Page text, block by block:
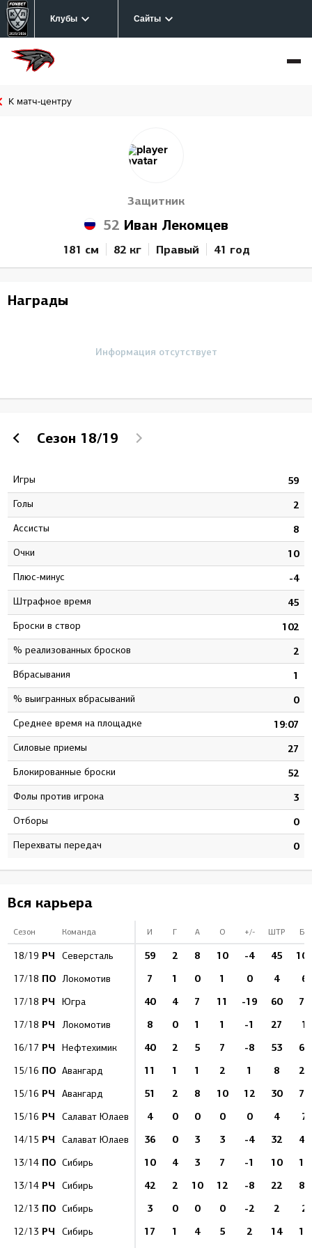
Клубы Сайты
К матч-центру
Защитник
52 Иван Лекомцев
181 см 82 кг Правый 41 год
Награды
Информация отсутствует
Сезон 18/19
Игры 59
Голы 2
Ассисты 8
Очки 10
Плюс-минус -4
штрафное время 45
Броски в створ 102
% реализованных бросков 2
Вбрасывания 1
% выигранных вбрасываний 0
Среднее время на площадке 19:07
Силовые приемы 27
Блокированные броски 52
Фолы против игрока 3
Отборы 0
Перехваты передач 0
Вся карьера
Сезон Команда И Г А О +/- ШТР БВ
18/19 РЧ Северсталь 59 2 8 10 -4 45 102
17/18 ПО Локомотив 7 1 0 1 0 4 6
17/18 РЧ Югра 40 4 7 11 -19 60 75
17/18 РЧ Локомотив 8 0 1 1 -1 27 1
16/17 РЧ Нефтехимик 40 2 5 7 -8 53 65
15/16 ПО Авангард 11 1 1 2 1 8 22
15/16 РЧ Авангард 51 2 8 10 12 30 77
15/16 РЧ Салават Юлаев 4 0 0 0 0 4 7
14/15 РЧ Салават Юлаев 36 0 3 3 -4 32 47
13/14 ПО Сибирь 10 4 3 7 -1 10 18
13/14 РЧ Сибирь 42 2 10 12 -8 22 80
12/13 ПО Сибирь 3 0 0 0 -2 2 2
12/13 РЧ Сибирь 17 1 4 5 2 14 19